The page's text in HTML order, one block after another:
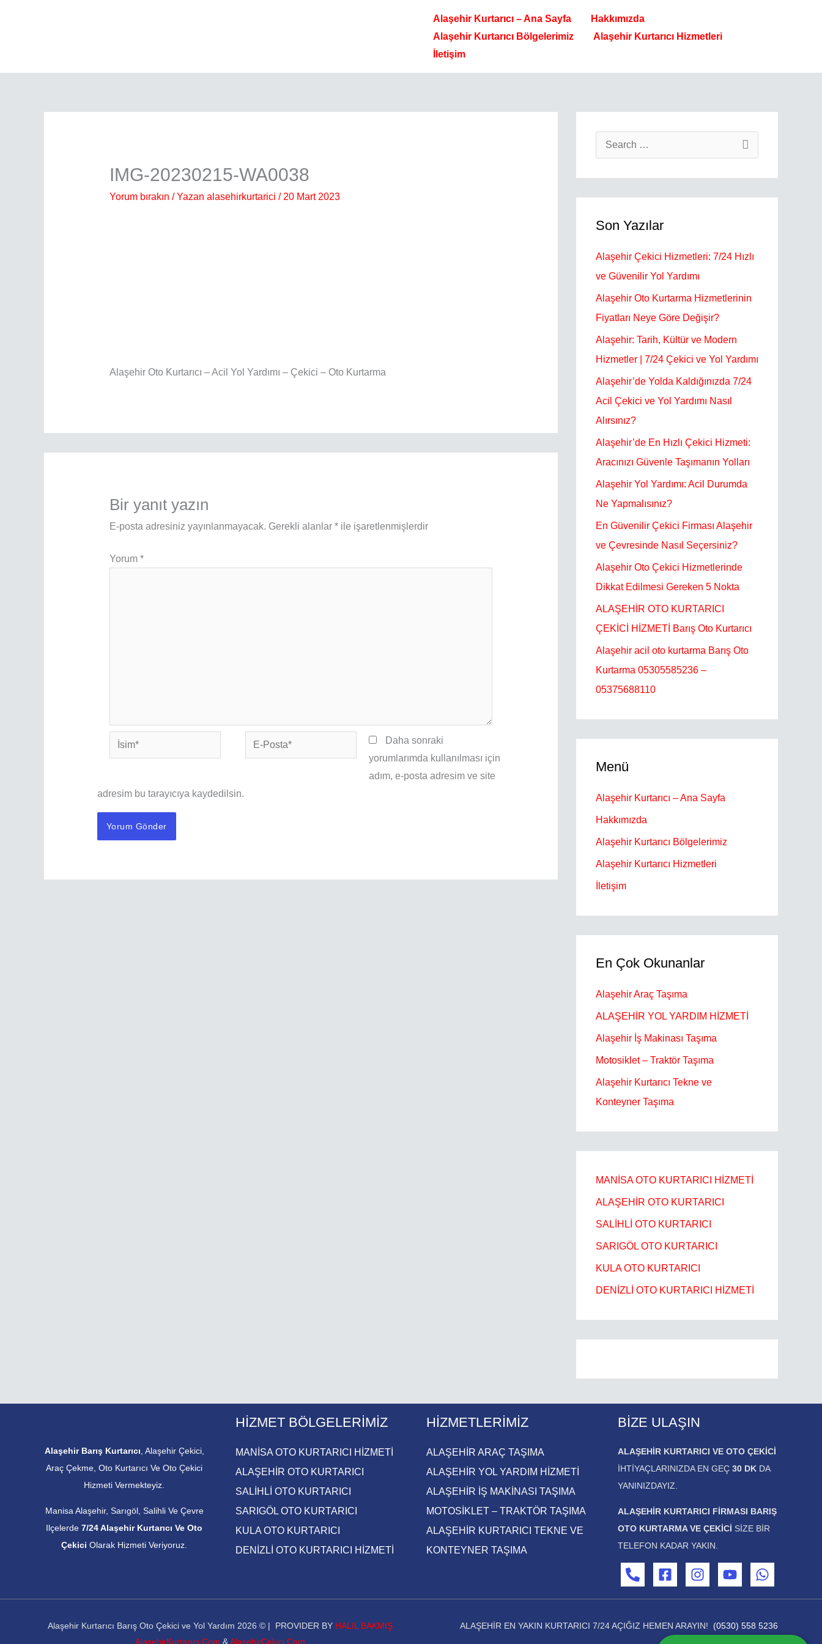
Alaşehir Kurtarıcı – Ana Sayfa
Hakkımızda
Alaşehir Kurtarıcı Bölgelerimiz
Alaşehir Kurtarıcı Hizmetleri
İletişim
IMG-20230215-WA0038
Yorum bırakın / Yazan alasehirkurtarici /20 Mart 2023
Alaşehir Oto Kurtarıcı – Acil Yol Yardımı – Çekici – Oto Kurtarma
Bir yanıt yazın
E-posta adresiniz yayınlanmayacak. Gerekli alanlar *ile işaretlenmişlerdir
Yorum *
İsim*
E-
Posta*
Daha sonraki
yorumlarımda kullanılması için
adım, e-posta adresim ve site
adresim bu tarayıcıya kaydedilsin.
c
r
:
Son Yazılar
Alaşehir Çekici Hizmetleri: 7/24 Hızlı
ve Güvenilir Yol Yardımı
Alaşehir Oto Kurtarma Hizmetlerinin
Fiyatları Neye Göre Değişir?
Alaşehir: Tarih, Kültür ve Modern
Hizmetler | 7/24 Çekici ve Yol Yardımı
Alaşehir’de Yolda Kaldığınızda 7/24
Acil Çekici ve Yol Yardımı Nasıl
Alırsınız?
Alaşehir’de En Hızlı Çekici Hizmeti:
Aracınızı Güvenle Taşımanın Yolları
Alaşehir Yol Yardımı: Acil Durumda
Ne Yapmalısınız?
En Güvenilir Çekici Firması Alaşehir
ve Çevresinde Nasıl Seçersiniz?
Alaşehir Oto Çekici Hizmetlerinde
Dikkat Edilmesi Gereken 5 Nokta
ALAŞEHİR OTO KURTARICI
ÇEKİCİ HİZMETİ Barış Oto Kurtarıcı
Alaşehir acil oto kurtarma Barış Oto
Kurtarma 05305585236 –
05375688110
Menü
Alaşehir Kurtarıcı – Ana Sayfa
Hakkımızda
Alaşehir Kurtarıcı Bölgelerimiz
Alaşehir Kurtarıcı Hizmetleri
İletişim
En Çok Okunanlar
Alaşehir Araç Taşıma
ALAŞEHİR YOL YARDIM HİZMETİ
Alaşehir İş Makinası Taşıma
Motosiklet – Traktör Taşıma
Alaşehir Kurtarıcı Tekne ve
Konteyner Taşıma
MANİSA OTO KURTARICI HİZMETİ
ALAŞEHİR OTO KURTARICI​
SALİHLİ OTO KURTARICI​
SARIGÖL OTO KURTARICI​
KULA OTO KURTARICI​
DENİZLİ OTO KURTARICI HİZMETİ
Alaşehir Barış Kurtarıcı , Alaşehir Çekici,
Araç Çekme, Oto Kurtarıcı Ve Oto Çekici
Hizmeti Vermekteyiz.
Manisa Alaşehir, Sarıgöl, Salihli Ve Çevre
Ilçelerde7/24 Alaşehir Kurtarıcı Ve Oto
Çekici Olarak Hizmeti Veriyoruz.
HIZMET BÖLGELERIMIZ
MANİSA OTO KURTARICI HİZMETİ
ALAŞEHİR OTO KURTARICI​
SALİHLİ OTO KURTARICI​
SARIGÖL OTO KURTARICI​
KULA OTO KURTARICI​
DENİZLİ OTO KURTARICI HİZMETİ
HIZMETLERIMIZ
ALAŞEHIR ARAÇ TAŞIMA
ALAŞEHİR YOL YARDIM HİZMETİ
ALAŞEHIR İŞ MAKINASI TAŞIMA
MOTOSIKLET – TRAKTÖR TAŞIMA
ALAŞEHIR KURTARICI TEKNE VE
KONTEYNER TAŞIMA
BIZE ULAŞIN
ALAŞEHIR KURTARICI VE OTO ÇEKICI
IHTIYAÇLARINIZDA EN GEÇ 30 DKDA
YANINIZDAYIZ.
ALAŞEHIR KURTARICI FIRMASI BARIŞ
OTO KURTARMA VE ÇEKICI SIZE BIR
TELEFON KADAR YAKIN.
Alaşehir Kurtarıcı Barış Oto Çekici ve Yol Yardım 2026 © | PROVIDER BY HALIL BAKMIŞ
AlaşehirKurtarıcı.Com &AlaşehirÇekici.Com
ALAŞEHİR EN YAKIN KURTARICI 7/24 AÇIĞIZ HEMEN ARAYIN! (0530) 558 5236